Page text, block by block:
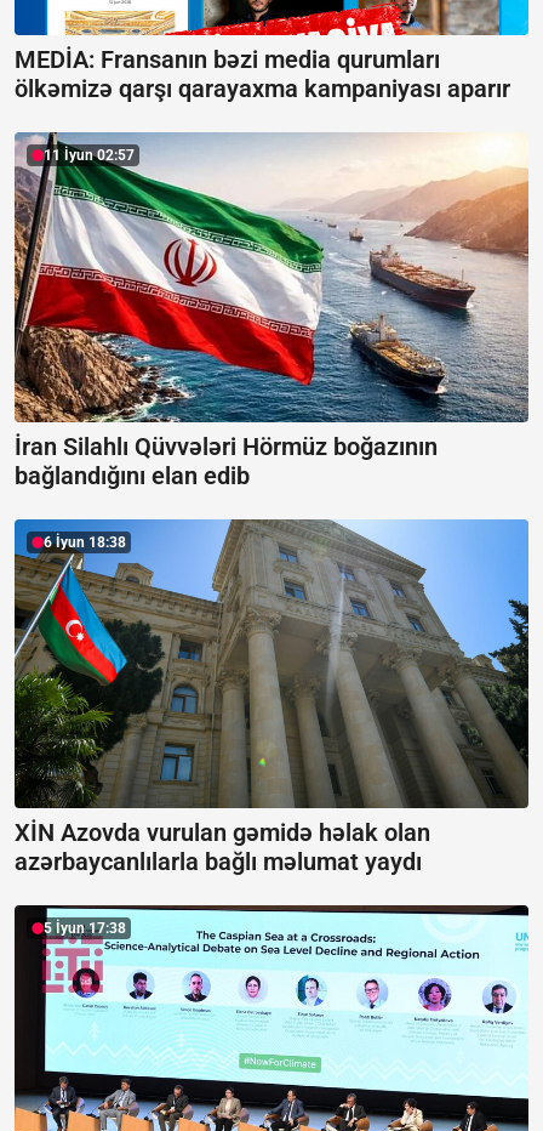
MEDİA: Fransanın bəzi media qurumları
ölkəmizə qarşı qarayaxma kampaniyası aparır
11 İyun 02:57
İran Silahlı Qüvvələri Hörmüz boğazının
bağlandığını elan edib
6 İyun 18:38
XİN Azovda vurulan gəmidə həlak olan
azərbaycanlılarla bağlı məlumat yaydı
5 İyun 17:38